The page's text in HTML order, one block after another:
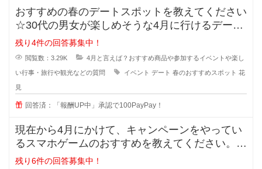
おすすめの春のデートスポットを教えてください
☆30代の男女が楽しめそうな4月に行けるデート
スポットを知ってる方いますか？
残り4件の回答募集中！
閲覧数：3.29K 4月と言えば？おすすめ商品や参加するイベントや楽し
い行事・旅行や観光などの質問 イベント デート 春のおすすめスポット 花
見
回答済：「報酬UP中」承認で100PayPay！
現在から4月にかけて、キャンペーンをやってい
るスマホゲームのおすすめを教えてください。
暇な時や予定がない土日など
残り6件の回答募集中！